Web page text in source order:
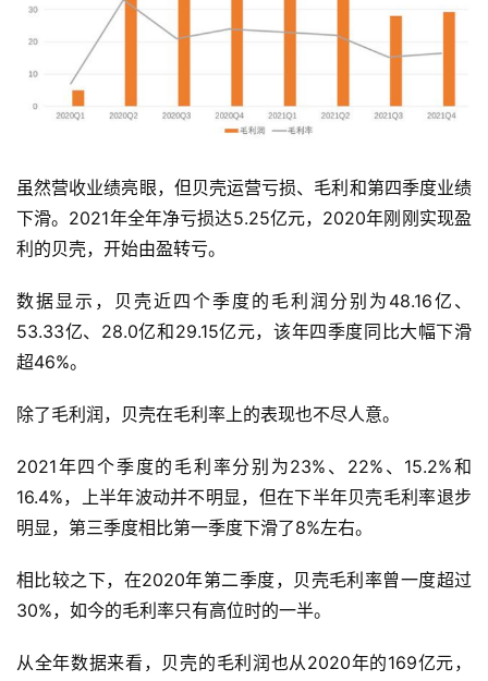
页
虽然营收业绩亮眼，但贝壳运营亏损、毛利和第四季度业绩
下滑。2021年全年净亏损达5.25亿元，2020年刚刚实现盈
利的贝壳，开始由盈转亏。
数据显示，贝壳近四个季度的毛利润分别为48.16亿、
53.33亿、28.0亿和29.15亿元，该年四季度同比大幅下滑
超46%。
除了毛利润，贝壳在毛利率上的表现也不尽人意。
2021年四个季度的毛利率分别为23%、22%、15.2%和
16.4%，上半年波动并不明显，但在下半年贝壳毛利率退步
明显，第三季度相比第一季度下滑了8%左右。
相比较之下，在2020年第二季度，贝壳毛利率曾一度超过
30%，如今的毛利率只有高位时的一半。
从全年数据来看，贝壳的毛利润也从2020年的169亿元，